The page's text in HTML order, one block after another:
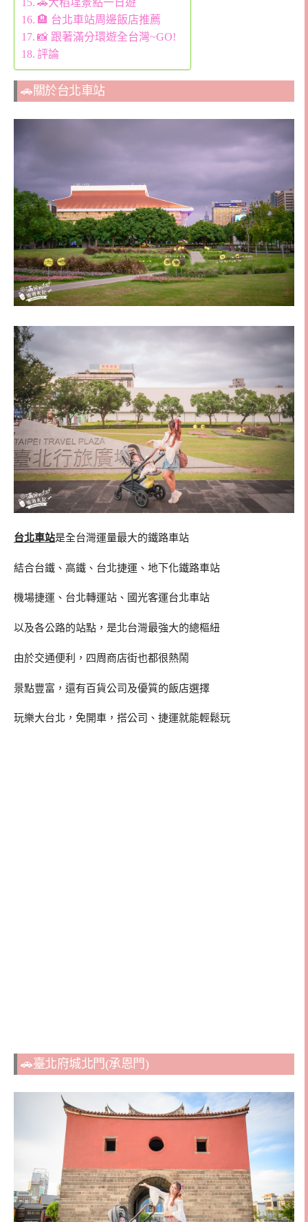
🚗大稻埕景點一日遊
🏨 台北車站周邊飯店推薦
📸 跟著滿分環遊全台灣~GO!
評論
🚗關於台北車站
台北車站是全台灣運量最大的鐵路車站
結合台鐵、高鐵、台北捷運、地下化鐵路車站
機場捷運、台北轉運站、國光客運台北車站
以及各公路的站點，是北台灣最強大的總樞紐
由於交通便利，四周商店街也都很熱鬧
景點豐富，還有百貨公司及優質的飯店選擇
玩樂大台北，免開車，搭公司、捷運就能輕鬆玩
🚗臺北府城北門(承恩門)